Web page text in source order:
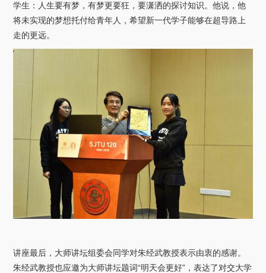
学生：人生要有梦，有梦更要狂，要潇洒的探讨知识。他说，他
将未实现的梦想托付给青年人，希望新一代学子能够在超导路上
走的更远。
讲座最后，大师讲坛组委会同学对朱经武教授表示由衷的感谢。
朱经武教授也应邀为大师讲坛题词“明天会更好”，表达了对交大学